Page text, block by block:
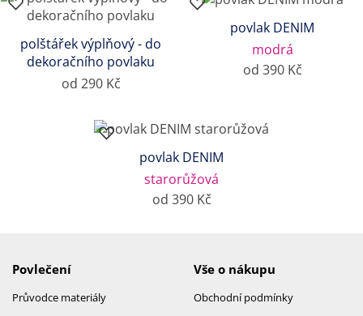
polštářek výplňový - do
dekoračního povlaku
od 290 Kč
povlak DENIM
modrá
od 390 Kč
povlak DENIM
starorůžová
od 390 Kč
Povlečení
Průvodce materiály
Vše o nákupu
Obchodní podmínky